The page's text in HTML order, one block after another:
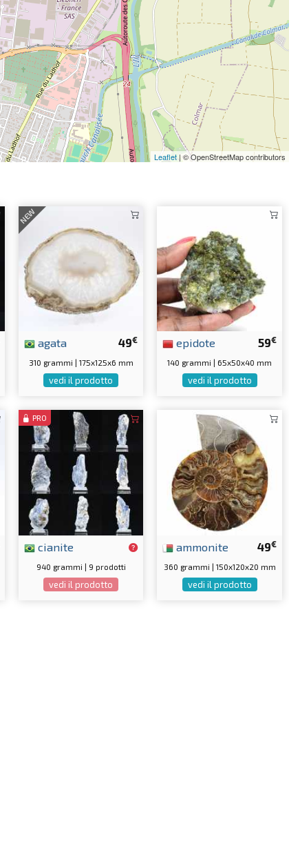
Leaflet | © OpenStreetMap contributors
NEW
49€
agata
310 grammi | 175x125x6 mm
vedi il prodotto
59€
epidote
140 grammi | 65x50x40 mm
vedi il prodotto
PRO
cianite
940 grammi | 9 prodotti
vedi il prodotto
49€
ammonite
360 grammi | 150x120x20 mm
vedi il prodotto